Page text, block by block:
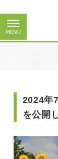
2024年
を公開